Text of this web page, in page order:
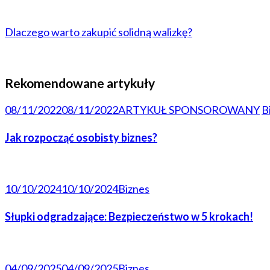
Dlaczego warto zakupić solidną walizkę?
Rekomendowane artykuły
08/11/202208/11/2022ARTYKUŁ SPONSOROWANY
Jak rozpocząć osobisty biznes?
10/10/202410/10/2024Biznes
Słupki odgradzające: Bezpieczeństwo w 5 krokach!